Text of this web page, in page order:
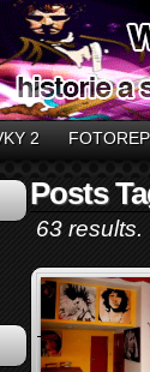
2
Posts
63 results.